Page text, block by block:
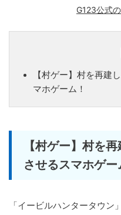
G123公式
【村ゲー】村を再建
マホゲーム！
【村ゲー】村を
させるスマホゲー
「イービルハンタータウン